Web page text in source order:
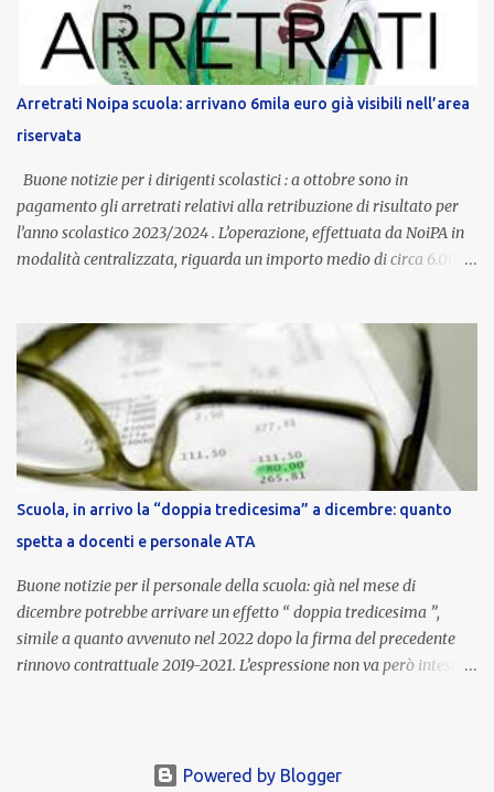
supporto in situazioni delicate. L’indennità provinciale per i docenti
è un unicum in Italia: si tratta di una misura esclusiva della
Provincia autonoma di Bolzano, che integra in maniera stabile lo
stipendio nazionale grazie alle prerogative garantite
dall’autonomia locale. Non è un bonus temporaneo né un
compenso accessorio, ma una voce strutturale di retribuzione,
aggiornata periodicamente in base al cost...
Arretrati Noipa scuola: arrivano 6mila euro già visibili nell’area
riservata
Buone notizie per i dirigenti scolastici : a ottobre sono in
pagamento gli arretrati relativi alla retribuzione di risultato per
l’anno scolastico 2023/2024 . L’operazione, effettuata da NoiPA in
modalità centralizzata, riguarda un importo medio di circa 6.000
ordinaria di ottobre . Cos’è la retribuzione di risultato La
retribuzione di risultato rappresenta la parte variabile dello
stipendio dei dirigenti scolastici. Viene corrisposta per valorizzare
la qualità dell’attività svolta, la gestione delle risorse e il
raggiungimento degli obiettivi fissati dal Ministero dell’Istruzione
e del Merito (MIM) . Per l’anno scolastico 2023/2024, il MIM ha
completato la procedura di valutazione e trasmesso i dati a NoiPA,
che ha poi disposto la liquidazione automatica in busta paga . Gli
importi e le trattenute L’importo medio lordo riconosciuto è di 6....
Scuola, in arrivo la “doppia tredicesima” a dicembre: quanto
spetta a docenti e personale ATA
Buone notizie per il personale della scuola: già nel mese di
dicembre potrebbe arrivare un effetto “ doppia tredicesima ”,
simile a quanto avvenuto nel 2022 dopo la firma del precedente
rinnovo contrattuale 2019-2021. L’espressione non va però intesa in
un’integrazione straordinaria che, pur non raggiungendo l’importo
Powered by Blogger